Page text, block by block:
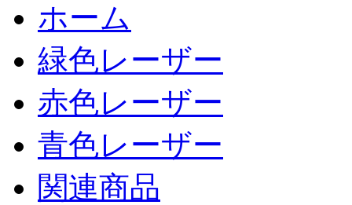
ホーム
緑色レーザー
赤色レーザー
青色レーザー
関連商品